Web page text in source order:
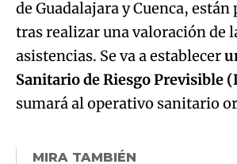
de Guadalajara y Cuenca, están
tras realizar una valoración de
asistencias. Se va a establecer
Sanitario de Riesgo Previsible
sumará al operativo sanitario
MIRA TAMBIÉN